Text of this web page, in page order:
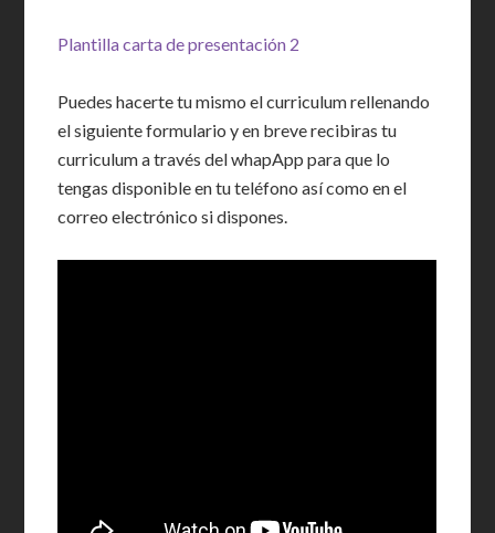
Plantilla carta de presentación 2
Puedes hacerte tu mismo el curriculum rellenando
el siguiente formulario y en breve recibiras tu
curriculum a través del whapApp para que lo
tengas disponible en tu teléfono así como en el
correo electrónico si dispones.